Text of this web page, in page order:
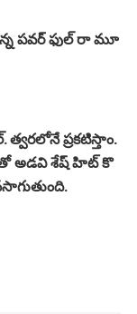
పవర్ ఫుల్ రా మూ
ప్రకటిస్తాం.
అడవి శేష్ హిట్ కొ